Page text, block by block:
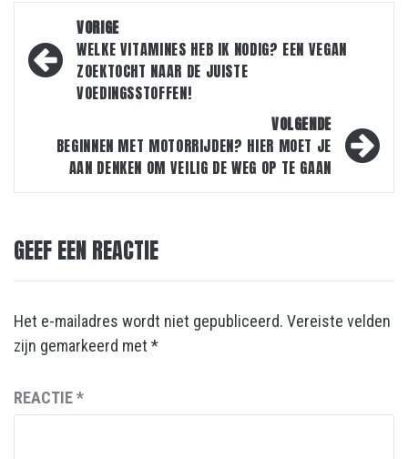
Bericht
navigatie
VORIGE
WELKE VITAMINES HEB IK NODIG? EEN VEGAN
ZOEKTOCHT NAAR DE JUISTE
VOEDINGSSTOFFEN!
VOLGENDE
BEGINNEN MET MOTORRIJDEN? HIER MOET JE
AAN DENKEN OM VEILIG DE WEG OP TE GAAN
GEEF EEN REACTIE
Het e-mailadres wordt niet gepubliceerd. Vereiste velden
zijn gemarkeerd met *
REACTIE*